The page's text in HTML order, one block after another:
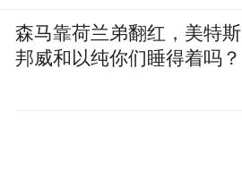
森马靠荷兰弟翻红，美特斯
邦威和以纯你们睡得着吗？